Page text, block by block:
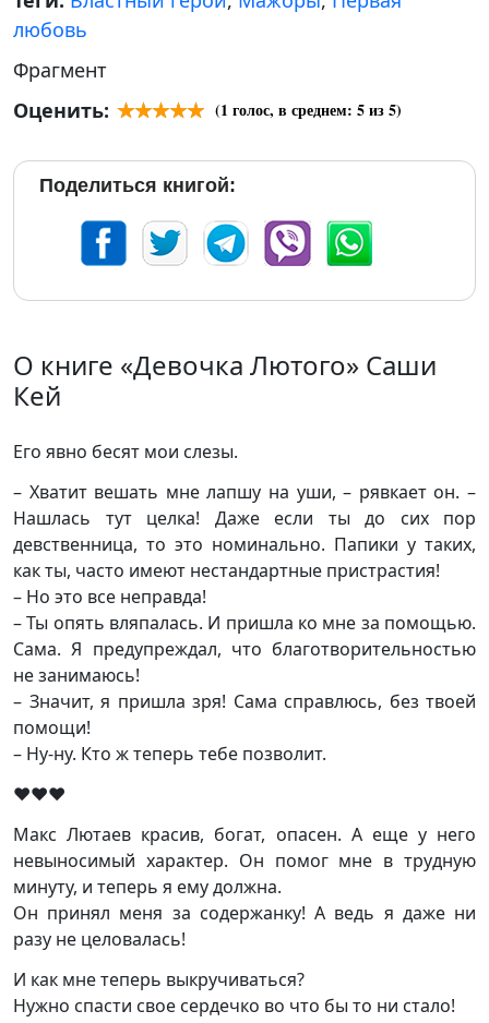
любовь
Фрагмент
Оценить:
(1 голос, в среднем: 5из 5)
Поделиться книгой:
О книге «Девочка Лютого» Саши
Кей
Его явно бесят мои слезы.
– Хватит вешать мне лапшу на уши, – рявкает он. –
Нашлась тут целка! Даже если ты до сих пор
девственница, то это номинально. Папики у таких,
как ты, часто имеют нестандартные пристрастия!
– Но это все неправда!
– Ты опять вляпалась. И пришла ко мне за помощью.
Сама. Я предупреждал, что благотворительностью
не занимаюсь!
– Значит, я пришла зря! Сама справлюсь, без твоей
помощи!
– Ну-ну. Кто ж теперь тебе позволит.
❤️❤️❤️
Макс Лютаев красив, богат, опасен. А еще у него
невыносимый характер. Он помог мне в трудную
минуту, и теперь я ему должна.
Он принял меня за содержанку! А ведь я даже ни
разу не целовалась!
И как мне теперь выкручиваться?
Нужно спасти свое сердечко во что бы то ни стало!